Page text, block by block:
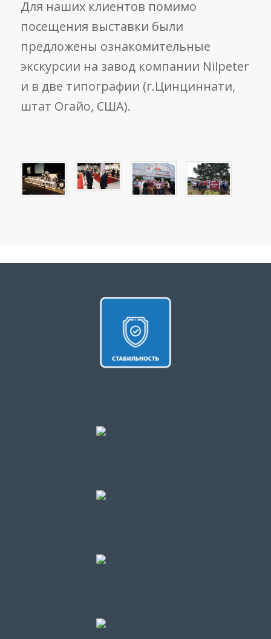
Для наших клиентов помимо
посещения выставки были
предложены ознакомительные
экскурсии на завод компании Nilpeter
и в две типографии (г.Цинциннати,
штат Огайо, США).